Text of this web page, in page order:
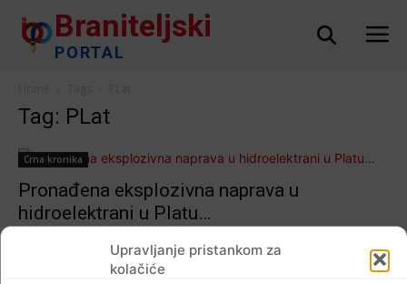
Upravljanje pristankom za
kolačiće
Braniteljski
PORTAL
Tag: PLat
Crna kronika
Pronađena eksplozivna naprava u
hidroelektrani u Platu…